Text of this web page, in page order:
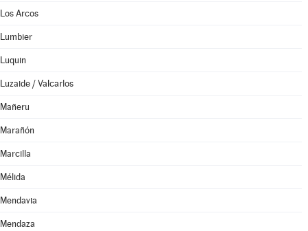
Los Arcos
Lumbier
Luquin
Luzaide / Valcarlos
Mañeru
Marañón
Marcilla
Mélida
Mendavia
Mendaza